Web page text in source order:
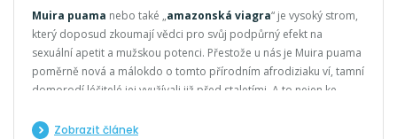
Muira puama nebo také „amazonská viagra“ je vysoký strom,
který doposud zkoumají vědci pro svůj podpůrný efekt na
sexuální apetit a mužskou potenci. Přestože u nás je Muira puama
poměrně nová a málokdo o tomto přírodním afrodiziaku ví, tamní
domorodí léčitelé jej využívali již před staletími. A to nejen ke
vnějšímu použití na poranění kůže
Zobrazit článek